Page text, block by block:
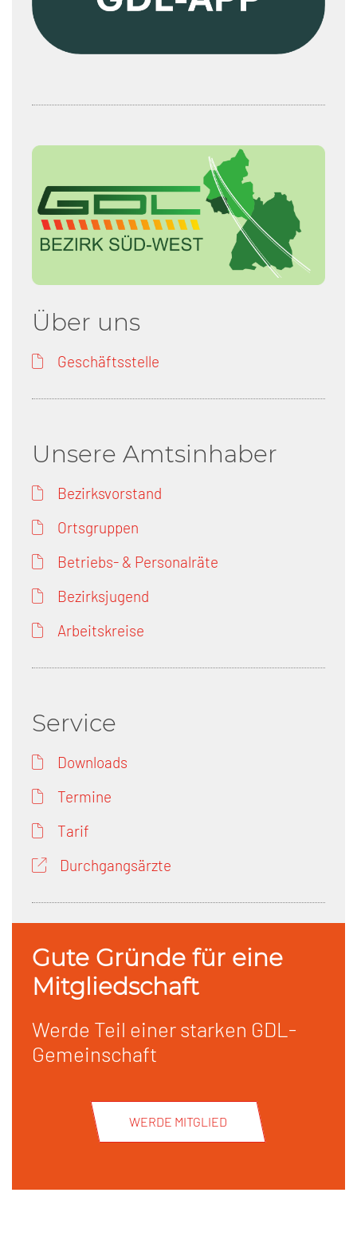
Über uns
Geschäftsstelle
Unsere Amtsinhaber
Bezirksvorstand
Ortsgruppen
Betriebs- & Personalräte
Bezirksjugend
Arbeitskreise
Service
Downloads
Termine
Tarif
Durchgangsärzte
Gute Gründe für eine
Mitgliedschaft
Werde Teil einer starken GDL-
Gemeinschaft
WERDE MITGLIED